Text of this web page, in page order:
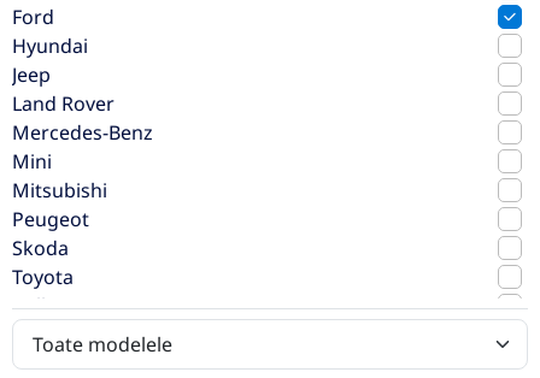
Ford Puma
2023
19.062 km
Preț de listă
19.000€ Vezi oferta
Ford
Hyundai
Jeep
Land Rover
Mercedes-Benz
Mini
Mitsubishi
Peugeot
Skoda
Toyota
Volkswagen
Volvo